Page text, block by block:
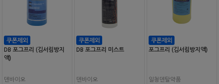
DB 포그프리 (김서림방지
액)
덴바이오
DB 포그프리 미스트
덴바이오
포그프리 (김서림방지액)
일청덴탈약품